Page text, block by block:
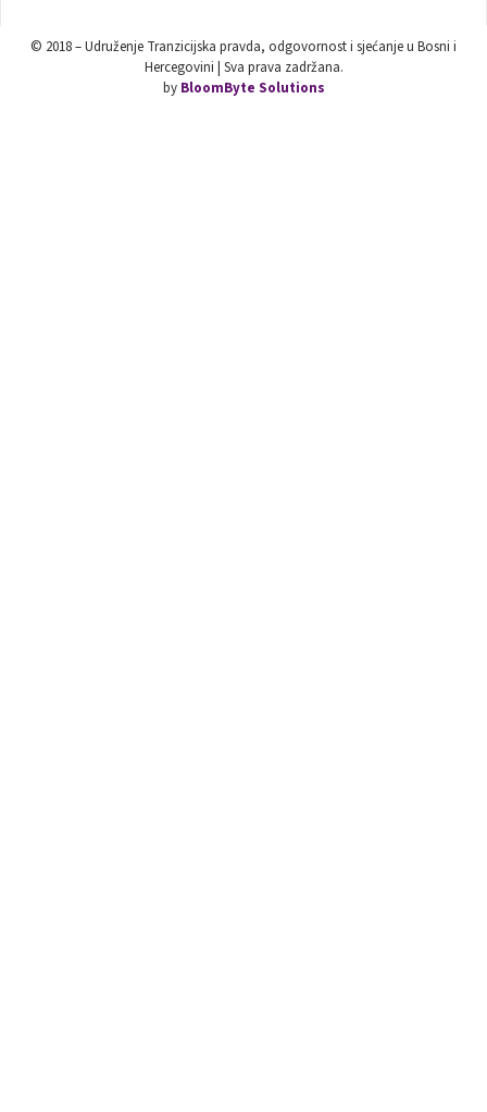
© 2018 – Udruženje Tranzicijska pravda, odgovornost i sjećanje u Bosni i
Hercegovini | Sva prava zadržana.
by BloomByte Solutions